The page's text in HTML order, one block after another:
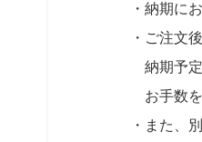
・納期に
・ご注文
納期予定
お手数を
・また、